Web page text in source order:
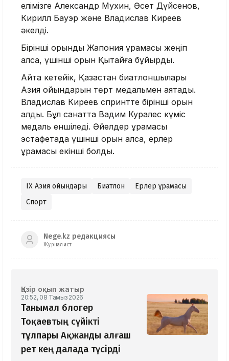
елімізге Александр Мухин, Әсет Дүйсенов,
Кирилл Бауэр және Владислав Киреев
әкелді.
Бірінші орынды Жапония құрамасы жеңіп
алса, үшінші орын Қытайға бұйырды.
Айта кетейік, Қазақстан биатлоншылары
Азия ойындарын төрт медальмен аяқтады.
Владислав Киреев спринтте бірінші орын
алды. Бұл санатта Вадим Куралес күміс
медаль еншіледі. Әйелдер құрамасы
эстафетада үшінші орын алса, ерлер
құрамасы екінші болды.
IX Азия ойындары Биатлон
Ерлер құрамасы
Спорт
Nege.kz редакциясы
Журналист
Қазір оқып жатыр
20:52, 08 Тамыз 2026
Танымал блогер
Тоқаевтың сүйікті
тұлпары Ақжанды алғаш
рет кең далада түсірді